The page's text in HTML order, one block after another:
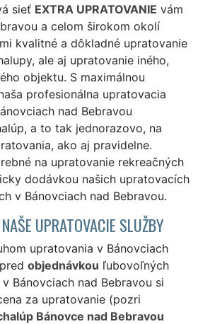
sieť EXTRA UPRATOVANIE vám
a celom širokom okolí
kvalitné a dôkladné upratovanie
ale aj upratovanie iného,
objektu. S maximálnou
profesionálna upratovacia
nad Bebravou
a to tak jednorazovo, na
ako aj pravidelne.
na upratovanie rekreačných
dodávkou našich upratovacích
v Bánovciach nad Bebravou.
UPRATOVACIE SLUŽBY
upratovania v Bánovciach
objednávkou ľubovoľných
Bánovciach nad Bebravou si
za upratovanie (pozri
Bánovce nad Bebravou